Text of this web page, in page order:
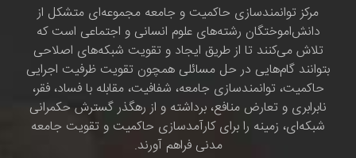
مرکز توانمندسازی حاکمیت و جامعه مجموعه‌ای متشکل از
دانش‌اموختگان رشته‌های علوم انسانی و اجتماعی است که
تلاش می‌کنند تا از طریق ایجاد و تقویت شبکه‌های اصلاحی
بتوانند گام‌هایی در حل مسائلی همچون تقویت ظرفیت اجرایی
حاکمیت، توانمندسازی جامعه، شفافیت، مقابله با فساد، فقر،
نابرابری و تعارض منافع، برداشته و از رهگذر گسترش حکمرانی
شبکه‌ای، زمینه را برای کارآمدسازی حاکمیت و تقویت جامعه
مدنی فراهم آورند.